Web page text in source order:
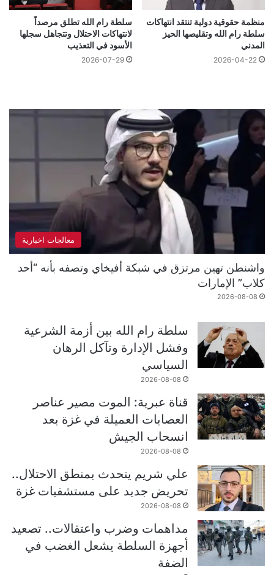
منظمة حقوقية دولية تنتقد انتهاكات
سلطة رام الله وتقليصها الحيز
المدني
2026-04-22
سلطة رام الله تطلق مرصداً
لانتهاكات الاحتلال وتتجاهل سجلها
الأسود في التعذيب
2026-07-29
معالجات اخبارية
واشنطن تهين مرتزق في شبكة أفيخاي وتصفه بأنه “أحد
كلاب” الإمارات
2026-08-08
سلطة رام الله بين أزمة الشرعية
وفشل الإدارة وتآكل الرهان
السياسي
2026-08-08
قناة عبرية: الموت مصير عناصر
العصابات العميلة في غزة بعد
انسحاب الجيش
2026-08-08
علي شريم يتحدث بمنطق الاحتلال..
تحريض جديد على مستشفيات غزة
2026-08-08
مداهمات وضرب واعتقالات.. تصعيد
أجهزة السلطة يشعل الغضب في
الضفة